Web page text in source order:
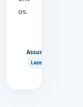
os.
Assuntos
Lazer